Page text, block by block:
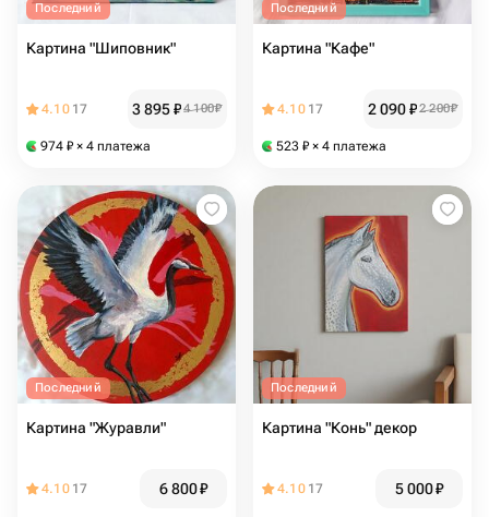
Последний
Картина "Шиповник"
4.10 17 3 895₽4 100₽
974 ₽ × 4 платежа
Последний
Картина "Кафе"
4.10 17 2 090₽2 200₽
523 ₽ × 4 платежа
Последний
Картина "Журавли"
4.10 17 6 800₽
Последний
Картина "Конь" декор
4.10 17 5 000₽